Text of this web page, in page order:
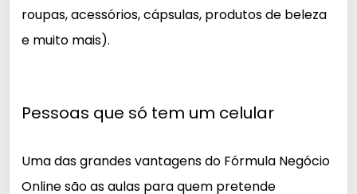
roupas, acessórios, cápsulas, produtos de beleza
e muito mais).
Pessoas que só tem um celular
Uma das grandes vantagens do Fórmula Negócio
Online são as aulas para quem pretende